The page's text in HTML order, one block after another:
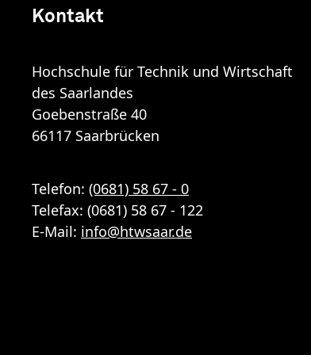
Kontakt
Hochschule für Technik und Wirtschaft
des Saarlandes
Goebenstraße 40
66117 Saarbrücken
Telefon: (0681) 58 67 - 0
Telefax: (0681) 58 67 - 122
E-Mail: info@htwsaar.de